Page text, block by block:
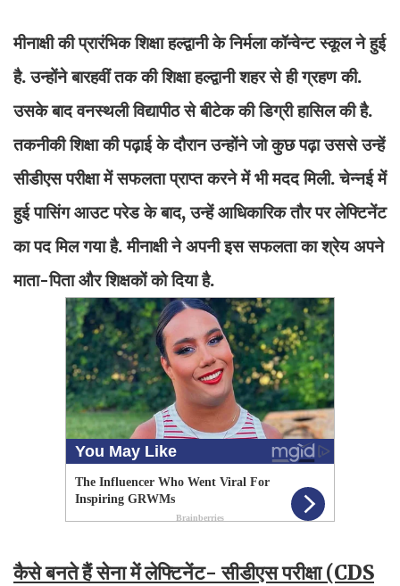
मीनाक्षी की प्रारंभिक शिक्षा हल्द्वानी के निर्मला कॉन्वेन्ट स्कूल ने हुई
है. उन्होंने बारहवीं तक की शिक्षा हल्द्वानी शहर से ही ग्रहण की.
उसके बाद वनस्थली विद्यापीठ से बीटेक की डिग्री हासिल की है.
तकनीकी शिक्षा की पढ़ाई के दौरान उन्होंने जो कुछ पढ़ा उससे उन्हें
सीडीएस परीक्षा में सफलता प्राप्त करने में भी मदद मिली. चेन्नई में
हुई पासिंग आउट परेड के बाद, उन्हें आधिकारिक तौर पर लेफ्टिनेंट
का पद मिल गया है. मीनाक्षी ने अपनी इस सफलता का श्रेय अपने
माता-पिता और शिक्षकों को दिया है.
कैसे बनते हैं सेना में लेफ्टिनेंट- सीडीएस परीक्षा (CDS